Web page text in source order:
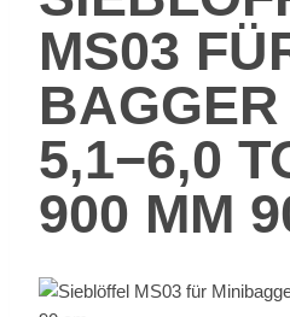
MS03
BAG­GER
5,1−6,0
900 MM